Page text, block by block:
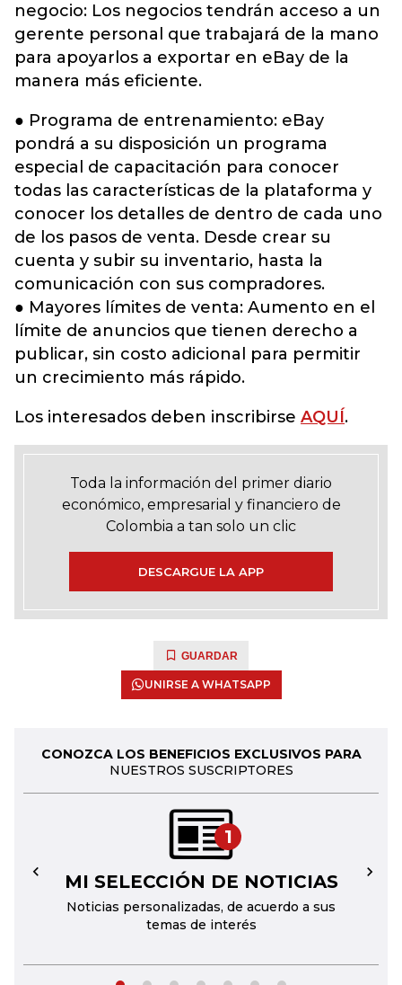
negocio: Los negocios tendrán acceso a un
gerente personal que trabajará de la mano
para apoyarlos a exportar en eBay de la
manera más eficiente.
● Programa de entrenamiento: eBay
pondrá a su disposición un programa
especial de capacitación para conocer
todas las características de la plataforma y
conocer los detalles de dentro de cada uno
de los pasos de venta. Desde crear su
cuenta y subir su inventario, hasta la
comunicación con sus compradores.
● Mayores límites de venta: Aumento en el
límite de anuncios que tienen derecho a
publicar, sin costo adicional para permitir
un crecimiento más rápido.
Los interesados deben inscribirse AQUÍ.
Toda la información del primer diario
económico, empresarial y financiero de
Colombia a tan solo un clic
DESCARGUE LA APP
GUARDAR
UNIRSE A WHATSAPP
CONOZCA LOS BENEFICIOS EXCLUSIVOS PARA
NUESTROS SUSCRIPTORES
1
MI SELECCIÓN DE NOTICIAS
Noticias personalizadas, de acuerdo a sus
temas de interés
← →